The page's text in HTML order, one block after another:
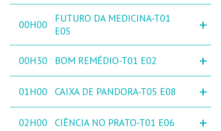
00H00
FUTURO DA MEDICINA-T01
E05
+
00H30 BOM REMÉDIO-T01 E02 +
01H00 CAIXA DE PANDORA-T05 E08 +
02H00 CIÊNCIA NO PRATO-T01 E06 +